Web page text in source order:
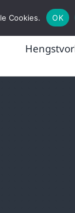
Cookies. OK